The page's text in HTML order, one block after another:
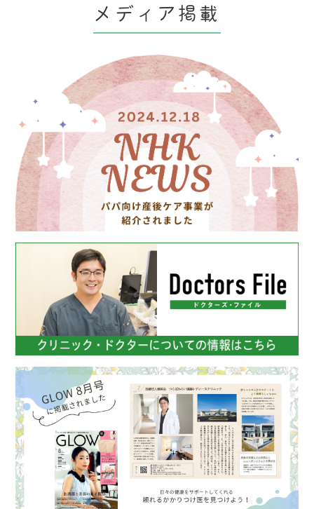
メディア掲載